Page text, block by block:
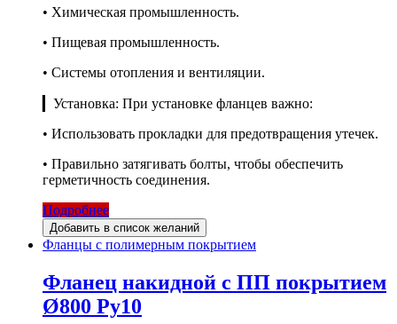
• Химическая промышленность.
• Пищевая промышленность.
• Системы отопления и вентиляции.
▎Установка: При установке фланцев важно:
• Использовать прокладки для предотвращения утечек.
• Правильно затягивать болты, чтобы обеспечить
герметичность соединения.
Подробнее
Добавить в список желаний
Фланцы с полимерным покрытием
Фланец накидной с ПП покрытием
Ø800 Ру10